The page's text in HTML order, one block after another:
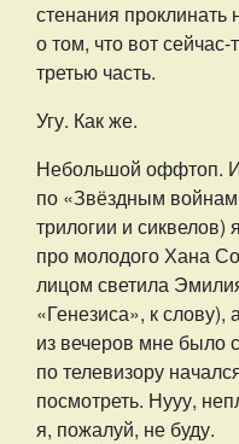
стенания проклинать
о том, что вот
третью часть.
Угу. Как же.
Небольшой оффтоп.
по «Звёздным
трилогии и
про молодого Хана
лицом светила
«Генезиса», к слову),
из вечеров мне было
по телевизору
посмотреть. Нууу,
я, пожалуй, не буду.